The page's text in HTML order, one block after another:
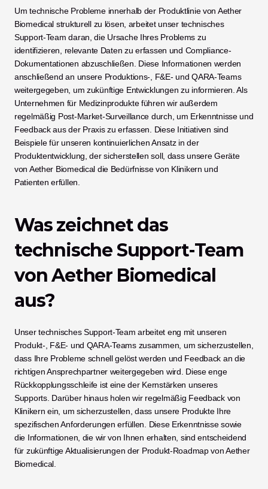
Um technische Probleme innerhalb der Produktlinie von Aether
Biomedical strukturell zu lösen, arbeitet unser technisches
Support-Team daran, die Ursache Ihres Problems zu
identifizieren, relevante Daten zu erfassen und Compliance-
Dokumentationen abzuschließen. Diese Informationen werden
anschließend an unsere Produktions-, F&E- und QARA-Teams
weitergegeben, um zukünftige Entwicklungen zu informieren. Als
Unternehmen für Medizinprodukte führen wir außerdem
regelmäßig Post-Market-Surveillance durch, um Erkenntnisse und
Feedback aus der Praxis zu erfassen. Diese Initiativen sind
Beispiele für unseren kontinuierlichen Ansatz in der
Produktentwicklung, der sicherstellen soll, dass unsere Geräte
von Aether Biomedical die Bedürfnisse von Klinikern und
Patienten erfüllen.
Was zeichnet das
technische Support-Team
von Aether Biomedical
aus?
Unser technisches Support-Team arbeitet eng mit unseren
Produkt-, F&E- und QARA-Teams zusammen, um sicherzustellen,
dass Ihre Probleme schnell gelöst werden und Feedback an die
richtigen Ansprechpartner weitergegeben wird. Diese enge
Rückkopplungsschleife ist eine der Kernstärken unseres
Supports. Darüber hinaus holen wir regelmäßig Feedback von
Klinikern ein, um sicherzustellen, dass unsere Produkte Ihre
spezifischen Anforderungen erfüllen. Diese Erkenntnisse sowie
die Informationen, die wir von Ihnen erhalten, sind entscheidend
für zukünftige Aktualisierungen der Produkt-Roadmap von Aether
Biomedical.